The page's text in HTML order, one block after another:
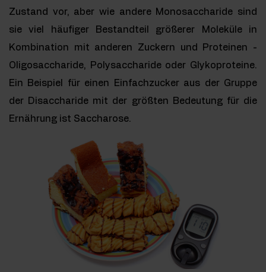
Zustand vor, aber wie andere Monosaccharide sind
sie viel häufiger Bestandteil größerer Moleküle in
Kombination mit anderen Zuckern und Proteinen -
Oligosaccharide, Polysaccharide oder Glykoproteine.
Ein Beispiel für einen Einfachzucker aus der Gruppe
der Disaccharide mit der größten Bedeutung für die
Ernährung ist Saccharose.